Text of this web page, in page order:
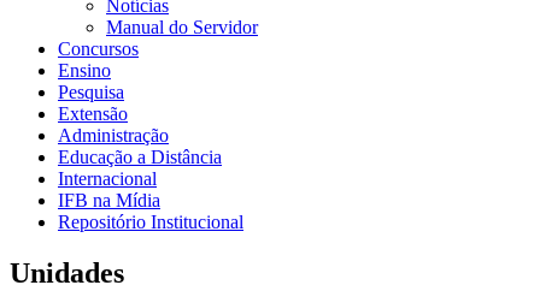
Notícias
Manual do Servidor
Concursos
Ensino
Pesquisa
Extensão
Administração
Educação a Distância
Internacional
IFB na Mídia
Repositório Institucional
Unidades